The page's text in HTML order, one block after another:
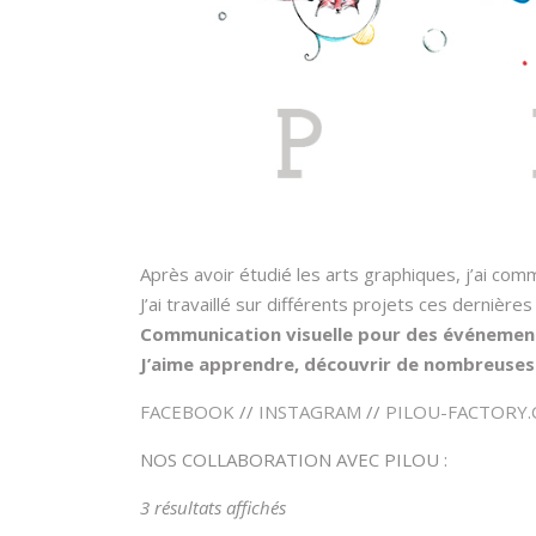
Après avoir étudié les arts graphiques, j’ai
J’ai travaillé sur différents projets ces dernières
Communication visuelle pour des
J’aime apprendre, découvrir de
FACEBOOK // INSTAGRAM // PILOU-
NOS COLLABORATION AVEC PILOU :
3 résultats affichésT